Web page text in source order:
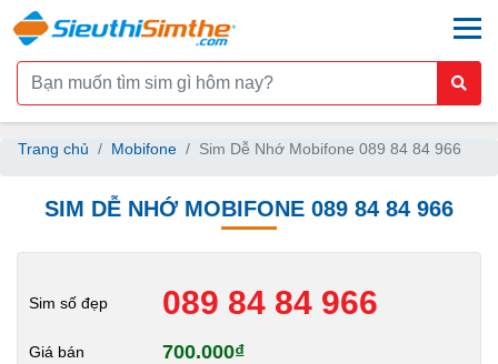
Trang chủ Mobifone Sim Dễ Nhớ Mobifone 089 84 84 966
SIM DỄ NHỚ MOBIFONE 089 84 84 966
Sim số đẹp 089 84 84 966
Giá bán 700.000₫